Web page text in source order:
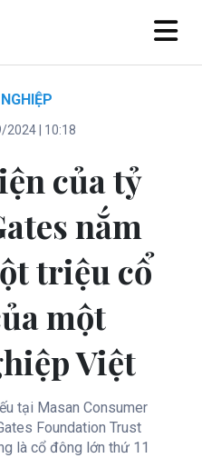
| 10:18
của tỷ
nắm
triệu cổ
một
Việt
tại Masan Consumer
Foundation Trust
là cổ đông lớn thứ 11